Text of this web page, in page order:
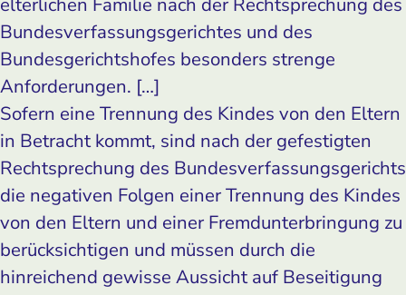
Bundesverfassungsgerichtes und des
Bundesgerichtshofes besonders strenge
Anforderungen. […]
Sofern eine Trennung des Kindes von den Eltern
in Betracht kommt, sind nach der gefestigten
Rechtsprechung des Bundesverfassungsgerichts
die negativen Folgen einer Trennung des Kindes
von den Eltern und einer Fremdunterbringung zu
berücksichtigen und müssen durch die
hinreichend gewisse Aussicht auf Beseitigung